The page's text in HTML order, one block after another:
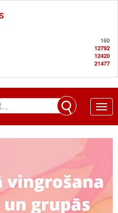
160
12792
12420
21477
Toggle